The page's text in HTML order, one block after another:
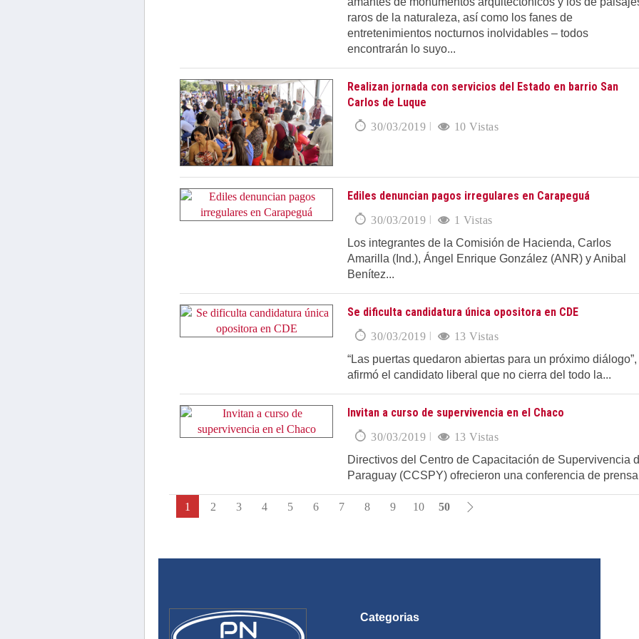
raros de la naturaleza, así como los fanes de
entretenimientos nocturnos inolvidables – todos
encontrarán lo suyo...
Realizan jornada con servicios del Estado en barrio San
Carlos de Luque
30/03/2019 10 Vistas
Ediles denuncian pagos irregulares en Carapeguá
30/03/2019
1 Vistas
Los integrantes de la Comisión de Hacienda, Carlos
Amarilla (Ind.), Ángel Enrique González (ANR) y Anibal
Benítez...
Se dificulta candidatura única opositora en CDE
30/03/2019
13 Vistas
“Las puertas quedaron abiertas para un próximo diálogo”,
afirmó el candidato liberal que no cierra del todo la...
Invitan a curso de supervivencia en el Chaco
30/03/2019
13 Vistas
Directivos del Centro de Capacitación de Supervivencia
Paraguay (CCSPY) ofrecieron una conferencia de
1 2 3 4 5 6 7 8 9 10 50
Categorias